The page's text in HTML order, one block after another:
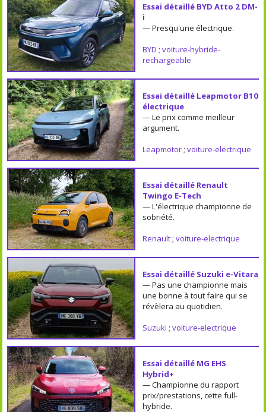
Essai détaillé BYD Atto 2 DM-
i
— Presqu'une électrique.
BYD ; voiture-hybride-
rechargeable
Essai détaillé Leapmotor B10
électrique
— Le prix comme meilleur
argument.
Leapmotor; voiture-electrique
Essai détaillé Renault
Twingo E-Tech
— L'électrique championne de
sobriété.
Renault; voiture-electrique
Essai détaillé Suzuki e-Vitara
— Pas une championne mais
une bonne à tout faire qui se
révèlera au quotidien.
Suzuki ; voiture-electrique
Essai détaillé MG EHS
Hybrid+
— Championne du rapport
prix/prestations, cette full-
hybride.